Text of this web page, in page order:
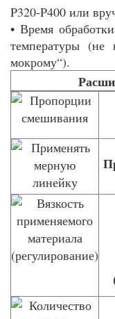
P320-P400 или
• Время
температуры (не
мокрому“).